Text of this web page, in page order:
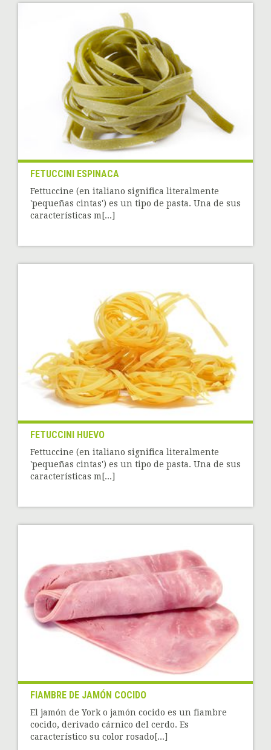
FETUCCINI ESPINACA
Fettuccine (en italiano significa literalmente
'pequeñas cintas') es un tipo de pasta. Una de sus
características m[...]
FETUCCINI HUEVO
Fettuccine (en italiano significa literalmente
'pequeñas cintas') es un tipo de pasta. Una de sus
características m[...]
FIAMBRE DE JAMÓN COCIDO
El jamón de York o jamón cocido es un fiambre
cocido, derivado cárnico del cerdo. Es
característico su color rosado[...]